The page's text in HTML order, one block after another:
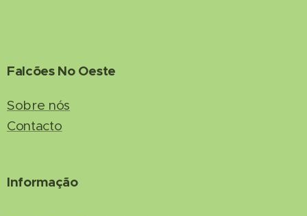
Falcões No Oeste
Sobre nós
Contacto
Informação